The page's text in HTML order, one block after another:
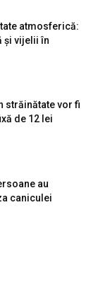
atmosferică:
și vijelii în
străinătate vor fi
de 12 lei
au
caniculei